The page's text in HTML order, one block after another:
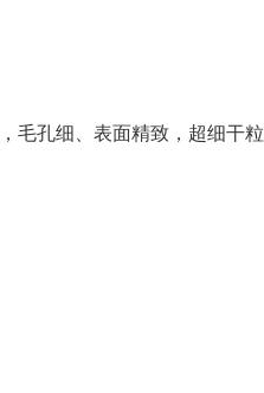
， 毛孔细、表面精致，超细干